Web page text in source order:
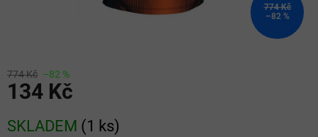
774 Kč
–82 %
774 Kč –82 %
134 Kč
cena:
SKLADEM (1 ks)